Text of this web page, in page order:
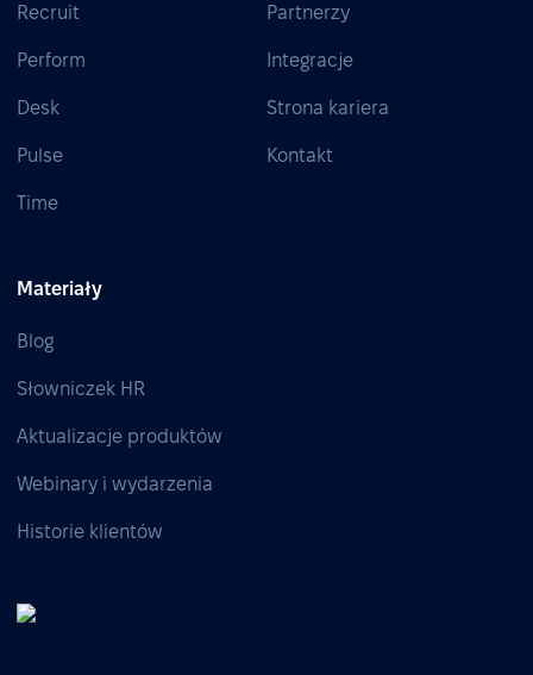
Recruit
Perform
Desk
Pulse
Time
Partnerzy
Integracje
Strona kariera
Kontakt
Materiały
Blog
Słowniczek HR
Aktualizacje produktów
Webinary i wydarzenia
Historie klientów